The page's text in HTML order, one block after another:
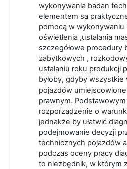
wykonywania badan
elementem są
pomocą w wykonywaniu
oświetlenia ,ustalania
szczegółowe procedury
zabytkowych ,
ustalaniu roku produkcji
byłoby, gdyby
pojazdów
prawnym.
rozporządzenie o
jednakże by ułatwić
podejmowanie decyzji
technicznych pojazdów
podczas oceny pracy
to niezbędnik, w którym